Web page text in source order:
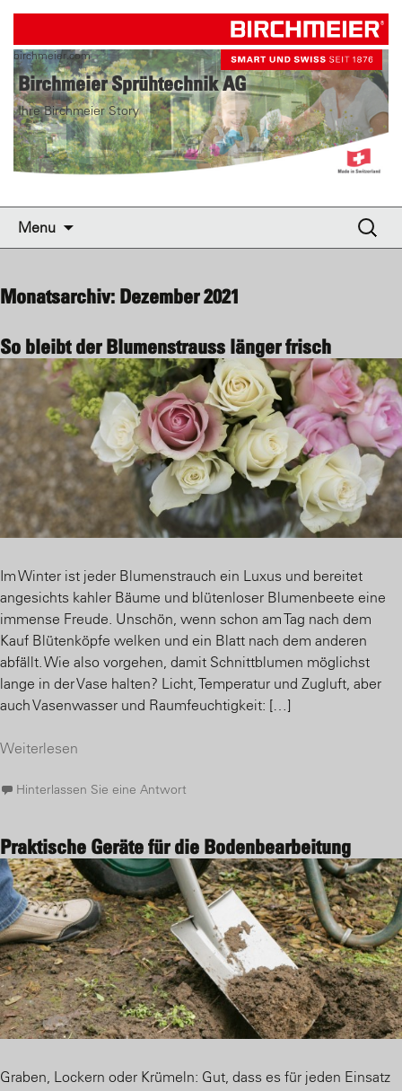
Birchmeier Sprühtechnik AG
Ihre Birchmeier Story
birchmeier.com
Menu
Suche
nach:
Monatsarchiv: Dezember 2021
So bleibt der Blumenstrauss länger frisch
Im Winter ist jeder Blumenstrauch ein Luxus und bereitet
angesichts kahler Bäume und blütenloser Blumenbeete eine
immense Freude. Unschön, wenn schon am Tag nach dem
Kauf Blütenköpfe welken und ein Blatt nach dem anderen
abfällt. Wie also vorgehen, damit Schnittblumen möglichst
lange in der Vase halten? Licht, Temperatur und Zugluft, aber
auch Vasenwasser und Raumfeuchtigkeit: […]
Weiterlesen
Hinterlassen Sie eine Antwort
Praktische Geräte für die Bodenbearbeitung
Graben, Lockern oder Krümeln: Gut, dass es für jeden Einsatz